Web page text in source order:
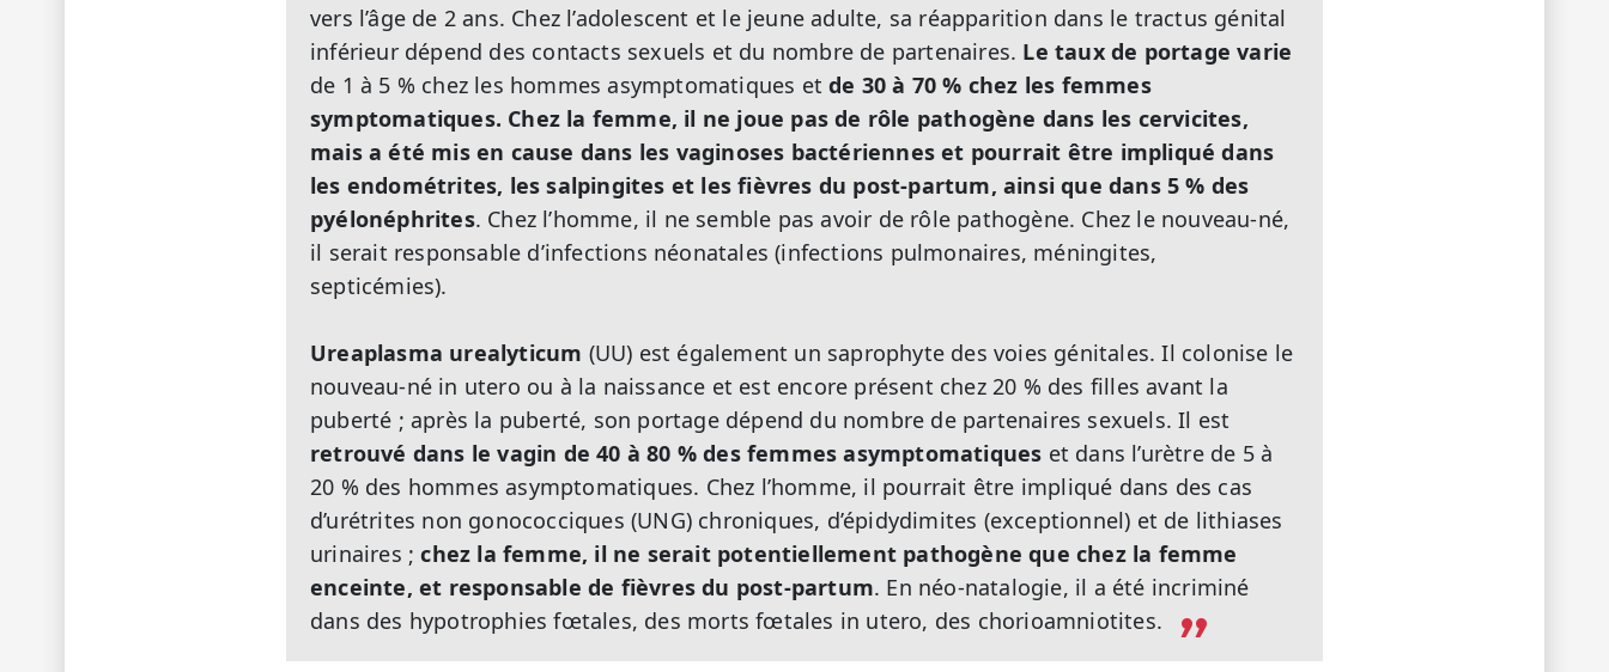
vers l’âge de 2 ans. Chez l’adolescent et le jeune adulte, sa réapparition dans le tractus génital
inférieur dépend des contacts sexuels et du nombre de partenaires. Le taux de portage varie
de 1 à 5 % chez les hommes asymptomatiques etde 30 à 70 % chez les femmes
symptomatiques. Chez la femme, il ne joue pas de rôle pathogène dans les cervicites,
mais a été mis en cause dans les vaginoses bactériennes et pourrait être impliqué dans
les endométrites, les salpingites et les fièvres du post-partum, ainsi que dans 5 % des
pyélonéphrites. Chez l’homme, il ne semble pas avoir de rôle pathogène. Chez le nouveau-né,
il serait responsable d’infections néonatales (infections pulmonaires, méningites,
septicémies).
Ureaplasma urealyticum (UU) est également un saprophyte des voies génitales. Il colonise le
nouveau-né in utero ou à la naissance et est encore présent chez 20 % des filles avant la
puberté ; après la puberté, son portage dépend du nombre de partenaires sexuels. Il est
retrouvé dans le vagin de 40 à 80 % des femmes asymptomatiques et dans l’urètre de 5 à
20 % des hommes asymptomatiques. Chez l’homme, il pourrait être impliqué dans des cas
d’urétrites non gonococciques (UNG) chroniques, d’épidydimites (exceptionnel) et de lithiases
urinaires ;chez la femme, il ne serait potentiellement pathogène que chez la femme
enceinte, et responsable de fièvres du post-partum. En néo-natalogie, il a été incriminé
dans des hypotrophies fœtales, des morts fœtales in utero, des chorioamniotites.